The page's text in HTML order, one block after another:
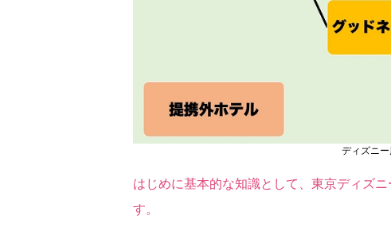
ディズニ
はじめに基本的な知識として、東京ディズ
す。